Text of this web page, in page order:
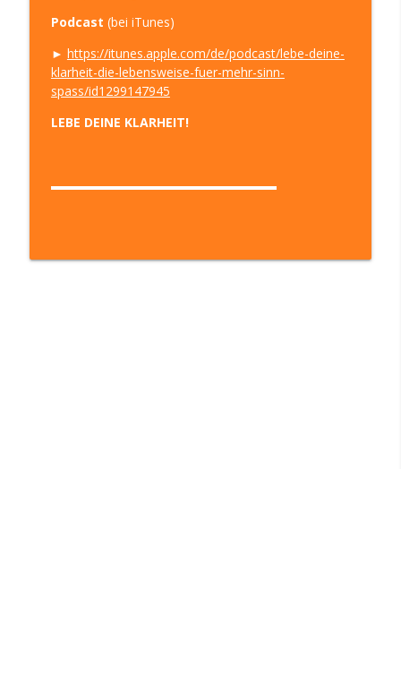
Podcast (bei iTunes)
► https://itunes.apple.com/de/podcast/lebe-deine-
klarheit-die-lebensweise-fuer-mehr-sinn-
spass/id1299147945
LEBE DEINE KLARHEIT!
▬▬▬▬▬▬▬▬▬▬▬▬▬▬▬▬▬▬